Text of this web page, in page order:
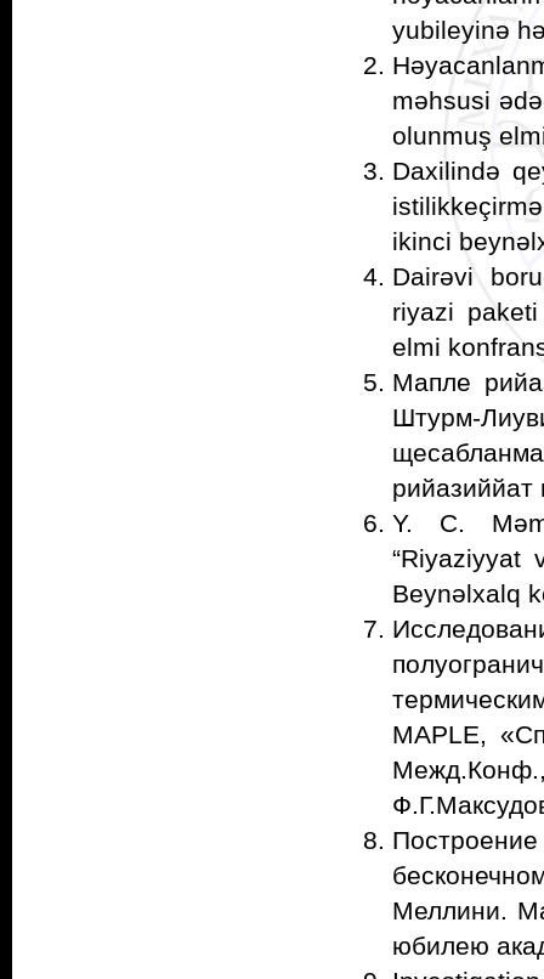
yubileyinə
məhsusi
olunmuş
Daxilində
ikinci
Dairəvi
riyazi
elmi
Мапле
Штурм-
рийазиййат
Y. C.
“Riyaziyyat
Beynəlxalq
MAPLE,
Меллини.
юбилею